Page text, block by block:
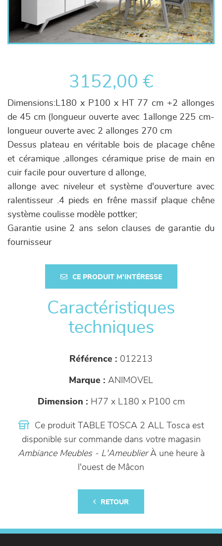
3152,00 €
Dimensions:L180 x P100 x HT 77 cm +2 allonges
de 45 cm (longueur ouverte avec 1allonge 225 cm-
longueur ouverte avec 2 allonges 270 cm
Dessus plateau en véritable bois de placage chêne
et céramique ,allonges céramique prise de main en
cuir facile pour ouverture d allonge,
allonge avec niveleur et système d'ouverture avec
ralentisseur .4 pieds en frêne massif plaque chêne
système coulisse modèle pottker;
Garantie usine 2 ans selon clauses de garantie du
fournisseur
CE PRODUIT M'INTÉRESSE
Caractéristiques
techniques
Référence : 012213
Marque : ANIMOVEL
Dimension : H77 x L180 x P100 cm
Ce produit TABLE TOSCA 2 ALL Tosca est
disponible sur commande dans votre magasin
Ambiance Meubles - L'AmeublierÀ une heure à
l'ouest de Mâcon
RETOUR